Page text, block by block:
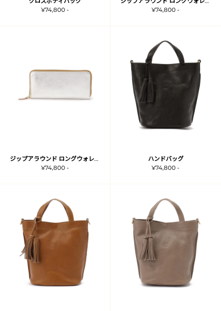
¥74,800 -
¥74,800 -
ジップアラウンド ロングウォレット
¥74,800 -
ハンドバッグ
¥74,800 -